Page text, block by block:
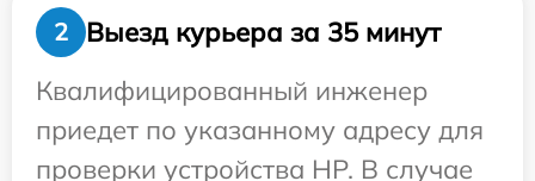
2
Выезд курьера за 35 минут
Квалифицированный инженер
приедет по указанному адресу для
проверки устройства HP. В случае